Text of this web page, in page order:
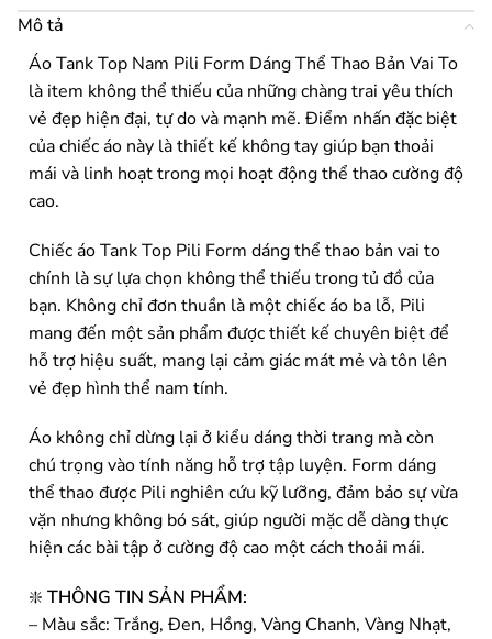
Mô tả
Áo Tank Top Nam Pili Form Dáng Thể Thao Bản Vai To
là item không thể thiếu của những chàng trai yêu thích
vẻ đẹp hiện đại, tự do và mạnh mẽ. Điểm nhấn đặc biệt
của chiếc áo này là thiết kế không tay giúp bạn thoải
mái và linh hoạt trong mọi hoạt động thể thao cường độ
cao.
Chiếc áo Tank Top Pili Form dáng thể thao bản vai to
chính là sự lựa chọn không thể thiếu trong tủ đồ của
bạn. Không chỉ đơn thuần là một chiếc áo ba lỗ, Pili
mang đến một sản phẩm được thiết kế chuyên biệt để
hỗ trợ hiệu suất, mang lại cảm giác mát mẻ và tôn lên
vẻ đẹp hình thể nam tính.
Áo không chỉ dừng lại ở kiểu dáng thời trang mà còn
chú trọng vào tính năng hỗ trợ tập luyện. Form dáng
thể thao được Pili nghiên cứu kỹ lưỡng, đảm bảo sự vừa
vặn nhưng không bó sát, giúp người mặc dễ dàng thực
hiện các bài tập ở cường độ cao một cách thoải mái.
❇️ THÔNG TIN SẢN PHẨM:
– Màu sắc: Trắng, Đen, Hồng, Vàng Chanh, Vàng Nhạt,